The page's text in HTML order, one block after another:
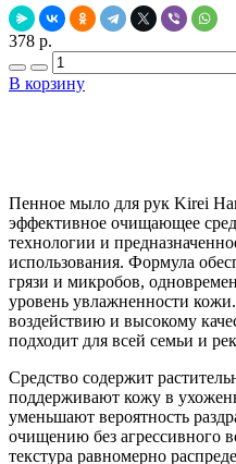
378 р.
В корзину
Пенное мыло для рук Kirei
эффективное очищающее
технологии и
использования. Формула
грязи и микробов,
уровень увлажненности
воздействию и высокому
подходит для всей семьи и
Средство содержит
поддерживают кожу в
уменьшают вероятность
очищению без агрессивного
текстура равномерно